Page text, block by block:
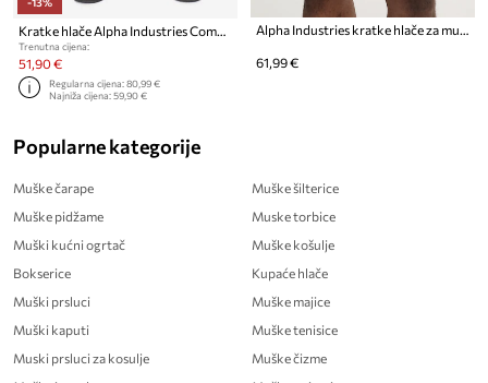
-13%
Kratke hlače Alpha Industries Combat Short
Trenutna cijena:
51,90 €
Regularna cijena:80,99 €
Najniža cijena:59,90 €
Alpha Industries kratke hlače za muškarce od pamuka Basic Cotton Shorts
61,99 €
Popularne kategorije
Muške čarape
Muške pidžame
Muški kućni ogrtač
Bokserice
Muški prsluci
Muški kaputi
Muski prsluci za kosulje
Muške šilterice
Muske torbice
Muške košulje
Kupaće hlače
Muške majice
Muške tenisice
Muške čizme